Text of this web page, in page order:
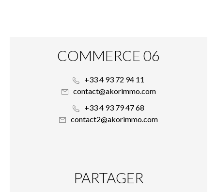
COMMERCE 06
+33 4 93 72 94 11
contact@akorimmo.com
+33 4 93 79 47 68
contact2@akorimmo.com
PARTAGER